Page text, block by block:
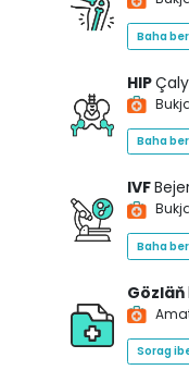
Baha
HIP
Baha
IVF
Baha
Gözläň
Sorag